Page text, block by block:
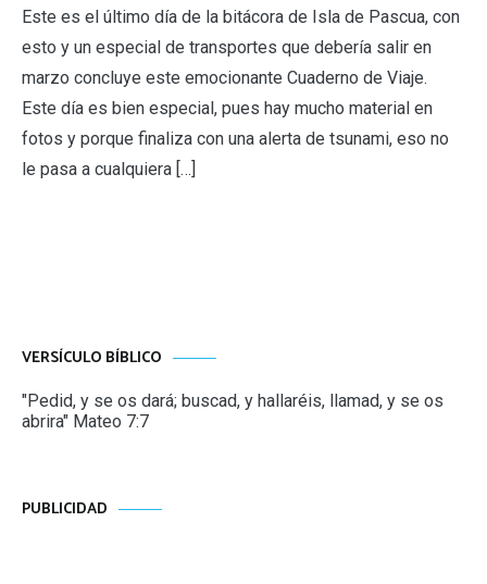
Este es el último día de la bitácora de Isla de Pascua, con
esto y un especial de transportes que debería salir en
marzo concluye este emocionante Cuaderno de Viaje.
Este día es bien especial, pues hay mucho material en
fotos y porque finaliza con una alerta de tsunami, eso no
le pasa a cualquiera […]
VERSÍCULO BÍBLICO
"Pedid, y se os dará; buscad, y hallaréis, llamad, y se os
abrira" Mateo 7:7
PUBLICIDAD